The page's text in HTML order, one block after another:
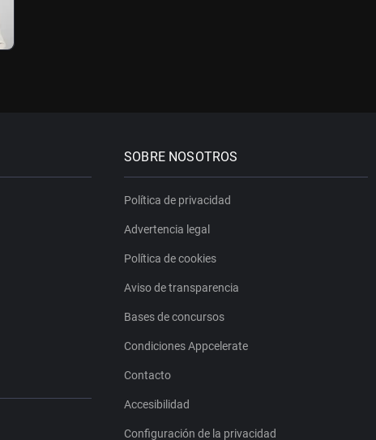
SOBRE NOSOTROS
Política de privacidad
Advertencia legal
Política de cookies
Aviso de transparencia
Bases de concursos
Condiciones Appcelerate
Contacto
Accesibilidad
Configuración de la privacidad